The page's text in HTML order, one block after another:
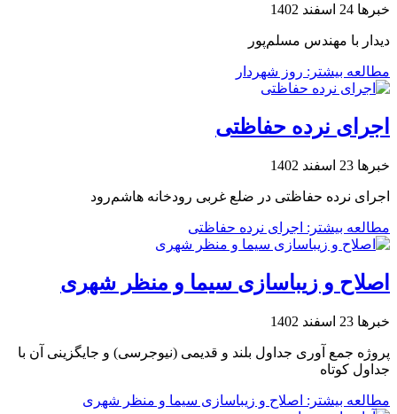
خبرها 24 اسفند 1402
دیدار با مهندس مسلم‌پور
مطالعه بیشتر: روز شهردار
اجرای نرده حفاظتی
خبرها 23 اسفند 1402
اجرای نرده حفاظتی در ضلع غربی رودخانه هاشم‌رود
مطالعه بیشتر: اجرای نرده حفاظتی
اصلاح و زیباسازی سیما و منظر شهری
خبرها 23 اسفند 1402
پروژه جمع آوری جداول بلند و قدیمی (نیوجرسی) و جایگزینی آن با
جداول کوتاه
مطالعه بیشتر: اصلاح و زیباسازی سیما و منظر شهری